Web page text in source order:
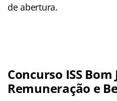
de abertura.
Concurso ISS Bom
Remuneração e